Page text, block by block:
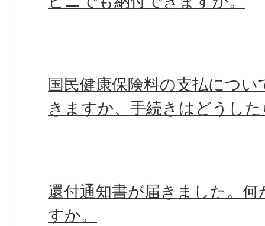
国民健康保険料の支払につ
きますか、手続きはどうし
還付通知書が届きました。
すか。